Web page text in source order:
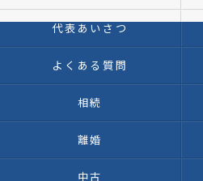
代表あいさつ
よくある質問
相続
離婚
中古